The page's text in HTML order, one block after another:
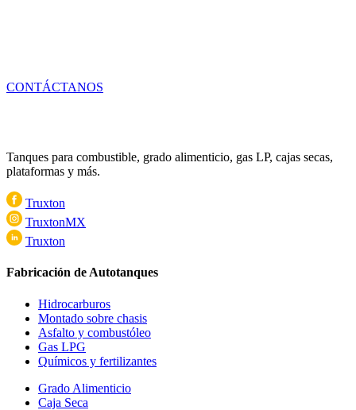
CONTÁCTANOS
Tanques para combustible, grado alimenticio, gas LP, cajas secas,
plataformas y más.
Truxton
TruxtonMX
Truxton
Fabricación de Autotanques
Hidrocarburos
Montado sobre chasis
Asfalto y combustóleo
Gas LPG
Químicos y fertilizantes
Grado Alimenticio
Caja Seca